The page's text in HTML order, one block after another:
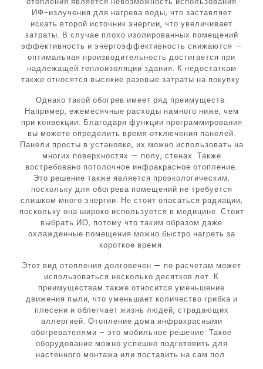
ИФ-излучения для нагрева воды, что заставляет
искать второй источник энергии, что увеличивает
затраты. В случае плохо изолированных помещений
эффективность и энергоэффективность снижаются —
оптимальная производительность достигается при
надлежащей теплоизоляции здания. К недостаткам
также относятся высокие разовые затраты на покупку.
Однако такой обогрев имеет ряд преимуществ.
Например, ежемесячные расходы намного ниже, чем
при конвекции. Благодаря функции программирования
вы можете определить время отключения панелей.
Панели просты в установке, их можно использовать на
многих поверхностях — полу, стенах. Также
востребовано потолочное инфракрасное отопление.
Это решение также является проэкологическим,
поскольку для обогрева помещений не требуется
слишком много энергии. Не стоит опасаться радиации,
поскольку она широко используется в медицине. Стоит
выбрать ИО, потому что таким образом даже
охлажденные помещения можно быстро нагреть за
короткое время.
Этот вид отопления долговечен — по расчетам может
использоваться несколько десятков лет. К
преимуществам также относится уменьшение
движения пыли, что уменьшает количество грибка и
плесени и облегчает жизнь людей, страдающих
аллергией. Отопление дома инфракрасными
обогревателями – это мобильное решение. Такое
оборудование можно успешно подготовить для
настенного монтажа или поставить на сам пол.